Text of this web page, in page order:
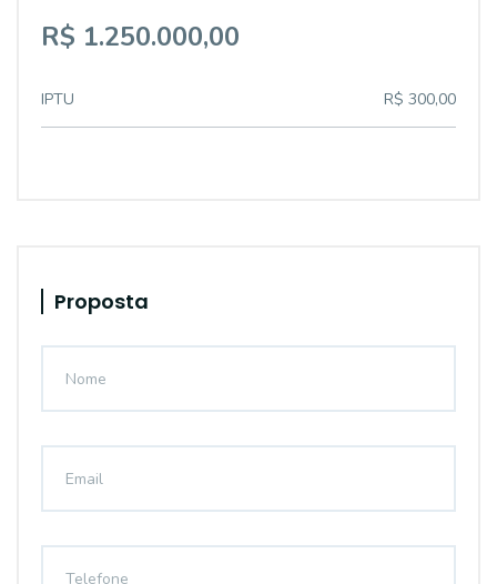
R$ 1.250.000,00
IPTU R$ 300,00
Proposta